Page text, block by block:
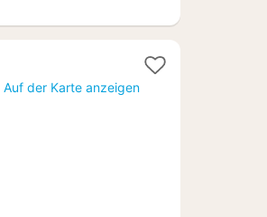
Auf der Karte anzeigen